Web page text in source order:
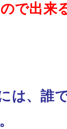
で出来
は、誰
。